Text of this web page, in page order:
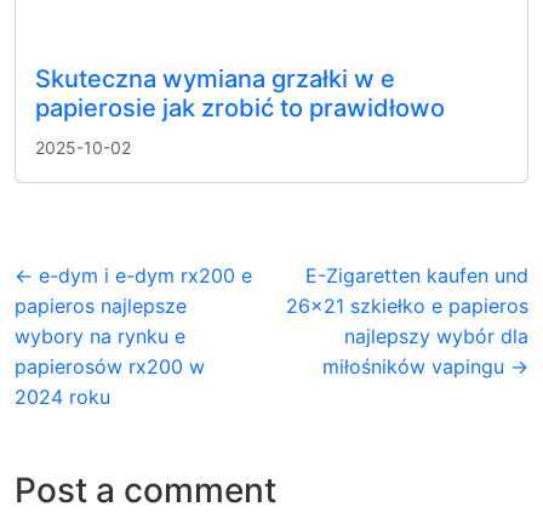
Skuteczna wymiana grzałki w e
papierosie jak zrobić to prawidłowo
2025-10-02
← e-dym i e-dym rx200 e
papieros najlepsze
wybory na rynku e
papierosów rx200 w
2024 roku
E-Zigaretten kaufen und
26×21 szkiełko e papieros
najlepszy wybór dla
miłośników vapingu →
Post a comment